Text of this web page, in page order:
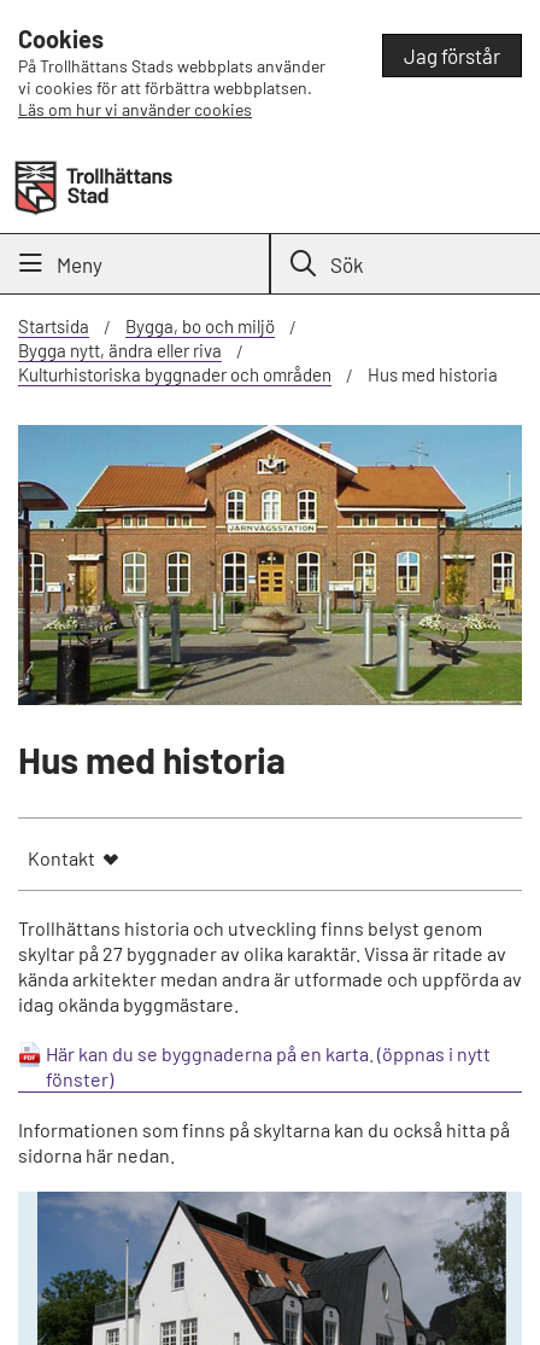
Cookies
På Trollhättans Stads webbplats använder
vi cookies för att förbättra webbplatsen.
Läs om hur vi använder cookies
Jag förstår
Meny Sök
Startsida
Bygga, bo och miljö
Bygga nytt, ändra eller riva
Kulturhistoriska byggnader och områden
Hus med historia
Hus med historia
Kontakt
Trollhättans historia och utveckling finns belyst genom
skyltar på 27 byggnader av olika karaktär. Vissa är ritade av
kända arkitekter medan andra är utformade och uppförda av
idag okända byggmästare.
Här kan du se byggnaderna på en karta.
Informationen som finns på skyltarna kan du också hitta på
sidorna här nedan.